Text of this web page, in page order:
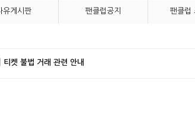
유게시판 팬클럽공지 팬클럽
켓 불법 거래 관련 안내